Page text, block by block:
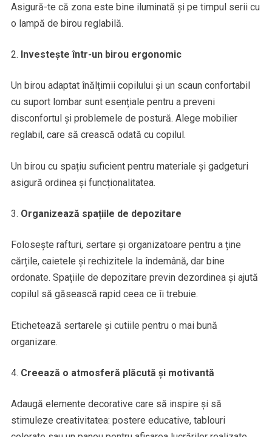
Asigură-te că zona este bine iluminată și pe timpul serii cu
o lampă de birou reglabilă.
Investește într-un birou ergonomic
Un birou adaptat înălțimii copilului și un scaun confortabil
cu suport lombar sunt esențiale pentru a preveni
disconfortul și problemele de postură. Alege mobilier
reglabil, care să crească odată cu copilul.
Un birou cu spațiu suficient pentru materiale și gadgeturi
asigură ordinea și funcționalitatea.
Organizează spațiile de depozitare
Folosește rafturi, sertare și organizatoare pentru a ține
cărțile, caietele și rechizitele la îndemână, dar bine
ordonate. Spațiile de depozitare previn dezordinea și ajută
copilul să găsească rapid ceea ce îi trebuie.
Etichetează sertarele și cutiile pentru o mai bună
organizare.
Creează o atmosferă plăcută și motivantă
Adaugă elemente decorative care să inspire și să
stimuleze creativitatea: postere educative, tablouri